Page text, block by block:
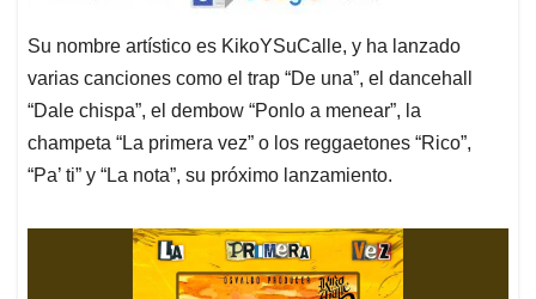
Su nombre artístico es KikoYSuCalle, y ha lanzado
varias canciones como el trap “De una”, el dancehall
“Dale chispa”, el dembow “Ponlo a menear”, la
champeta “La primera vez” o los reggaetones “Rico”,
“Pa’ ti” y “La nota”, su próximo lanzamiento.